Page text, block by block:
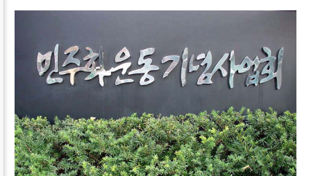
Sketchbook5, 스케치북5
Sketchbook5, 스케치북5